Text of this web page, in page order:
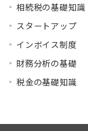
相続税の基礎知識
スタートアップ
インボイス制度
財務分析の基礎
税金の基礎知識